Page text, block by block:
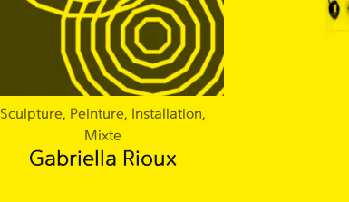
Sculpture, Peinture, Installation,
Mixte
Gabriella Rioux